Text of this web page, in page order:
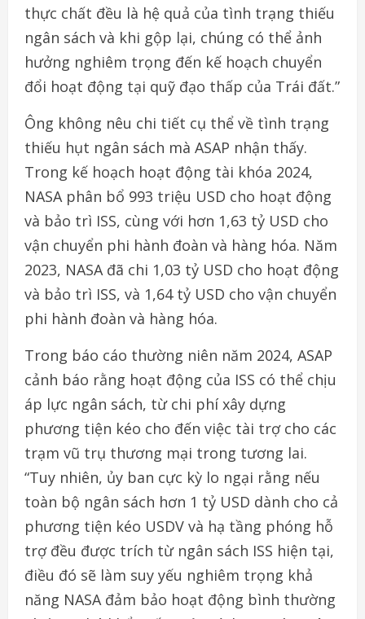
thực chất đều là hệ quả của tình trạng thiếu
ngân sách và khi gộp lại, chúng có thể ảnh
hưởng nghiêm trọng đến kế hoạch chuyển
đổi hoạt động tại quỹ đạo thấp của Trái đất.”
Ông không nêu chi tiết cụ thể về tình trạng
thiếu hụt ngân sách mà ASAP nhận thấy.
Trong kế hoạch hoạt động tài khóa 2024,
NASA phân bổ 993 triệu USD cho hoạt động
và bảo trì ISS, cùng với hơn 1,63 tỷ USD cho
vận chuyển phi hành đoàn và hàng hóa. Năm
2023, NASA đã chi 1,03 tỷ USD cho hoạt động
và bảo trì ISS, và 1,64 tỷ USD cho vận chuyển
phi hành đoàn và hàng hóa.
Trong báo cáo thường niên năm 2024, ASAP
cảnh báo rằng hoạt động của ISS có thể chịu
áp lực ngân sách, từ chi phí xây dựng
phương tiện kéo cho đến việc tài trợ cho các
trạm vũ trụ thương mại trong tương lai.
“Tuy nhiên, ủy ban cực kỳ lo ngại rằng nếu
toàn bộ ngân sách hơn 1 tỷ USD dành cho cả
phương tiện kéo USDV và hạ tầng phóng hỗ
trợ đều được trích từ ngân sách ISS hiện tại,
điều đó sẽ làm suy yếu nghiêm trọng khả
năng NASA đảm bảo hoạt động bình thường